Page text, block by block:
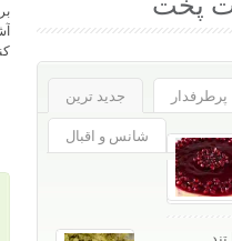
جدید ترین پرطرفدار
شانس و اقبال